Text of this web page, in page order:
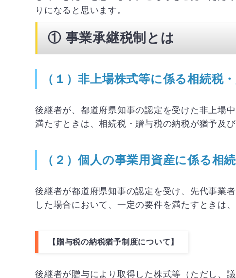
りになると思います。
① 事業承継税制とは
（１）非上場株式等に係る相続税
後継者が、都道府県知事の認定を受けた非上場
満たすときは、相続税・贈与税の納税が猶予及び
（２）個人の事業用資産に係る相
後継者が都道府県知事の認定を受け、先代事業
した場合において、一定の要件を満たすときは
【贈与税の納税猶予制度について】
後継者が贈与により取得した株式等（ただし、